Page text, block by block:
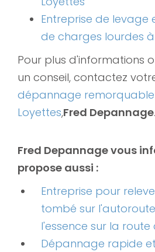
Entreprise de levage
de charges lourdes
Pour plus d'informations
un conseil, contactez
dépannage remorquable
Loyettes,Fred Depannage.
Fred Depannage vous
propose aussi :
Entreprise pour
tombé sur
l'essence sur la route
Dépannage rapide